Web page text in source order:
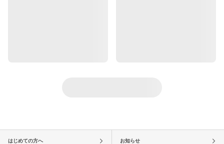
はじめての方へ お知らせ